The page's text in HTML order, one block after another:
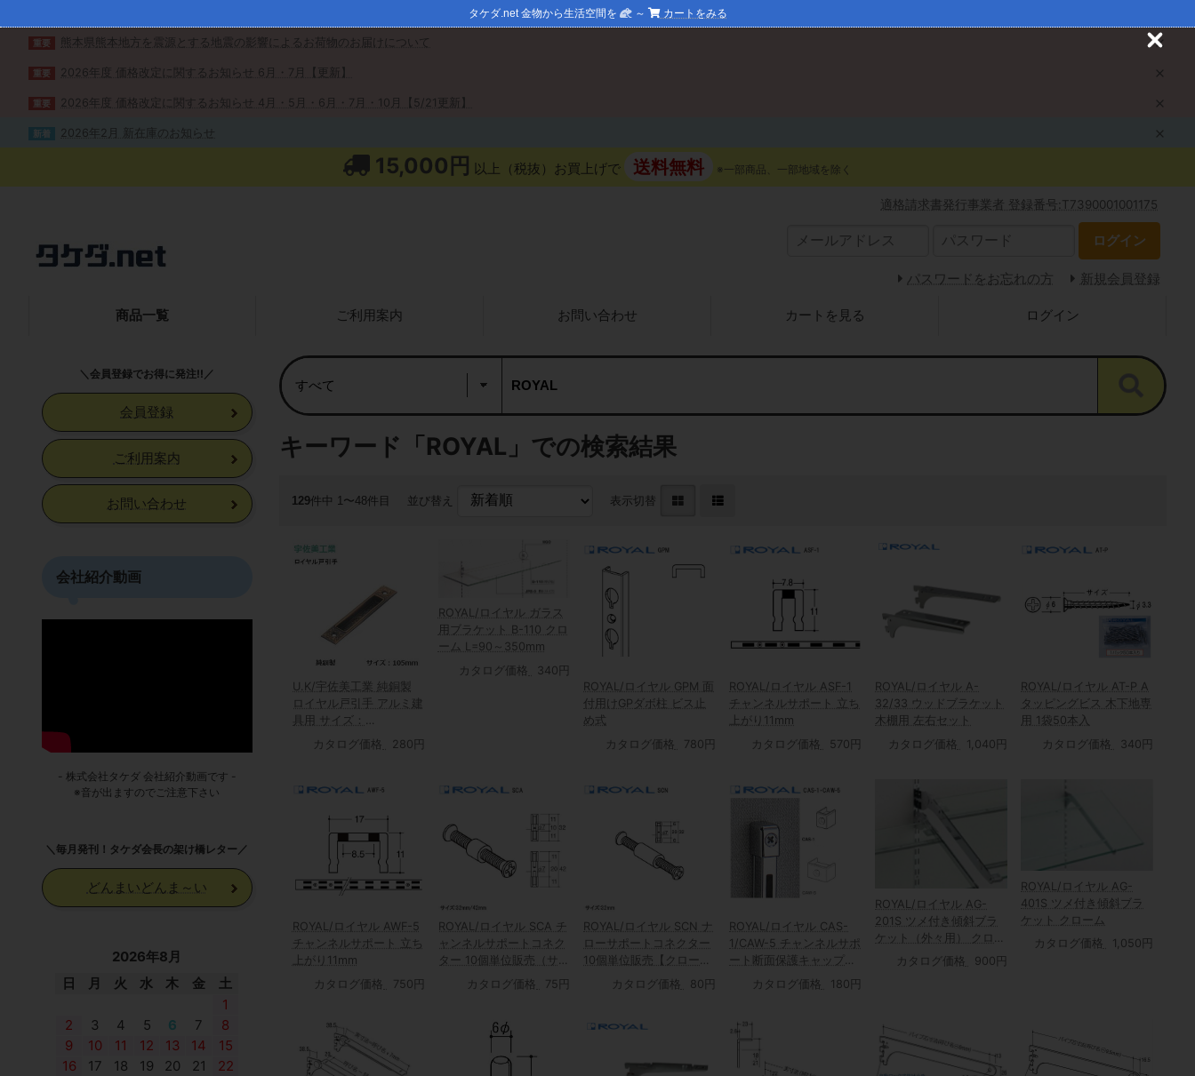
重要 熊本県熊本地方を震源とする地震の影響によるお荷物のお届けについて
重要 2026年度 価格改定に関するお知らせ 6月・7月【更新】
重要 2026年度 価格改定に関するお知らせ 4月・5月・6月・7月・10月【5/21更新】
新着 2026年2月 新在庫のお知らせ
タケダ.net 金物から生活空間を ～ カートをみる
15,000円 以上（税抜）お買上げで 送料無料 ※一部商品、一部地域を除く
適格請求書発行事業者 登録番号:T7390001001175
ログイン
パスワードをお忘れの方 新規会員登録
商品一覧 ご利用案内 お問い合わせ カートを見る ログイン
キーワード「ROYAL」での検索結果
129件中 1〜48件目 並び替え 表示切替
U.K/宇佐美工業 純銅製
ロイヤル戸引手 アルミ建
具用 サイズ：
105mm【銅ブロンズ】
カタログ価格 280円
ROYAL/ロイヤル ガラス
用ブラケット B-110 クロ
ーム L=90～350mm
カタログ価格
340円
ROYAL/ロイヤル GPM 面
付用けGPダボ柱 ビス止
め式
カタログ価格
780円
ROYAL/ロイヤル ASF-1
チャンネルサポート 立ち
上がり11mm
カタログ価格
570円
ROYAL/ロイヤル A-
32/33 ウッドブラケット
木棚用 左右セット
カタログ価格
1,040円
ROYAL/ロイヤル AT-P A
タッピングビス 木下地専
用 1袋50本入
カタログ価格
340円
ROYAL/ロイヤル AWF-5
チャンネルサポート 立ち
上がり11mm
カタログ価格
750円
ROYAL/ロイヤル SCA チ
ャンネルサポートコネク
ター 10個単位販売（サイ
ズ：32mm/42mm）【ク
カタログ価格 75円
ROYAL/ロイヤル SCN ナ
ローサポートコネクター
10個単位販売【クロー
ム/Aニッケルサテン/AP
カタログ価格 80円
ROYAL/ロイヤル CAS-
1/CAW-5 チャンネルサポ
ート断面保護キャップ
（直付け施工用/10個入
カタログ価格 180円
ROYAL/ロイヤル AG-
201S ツメ付き傾斜ブラ
ケット（外々用） クロー
カタログ価格 900円
ROYAL/ロイヤル AG-
401S ツメ付き傾斜ブラ
ケット クローム
カタログ価格
1,050円
＼会員登録でお得に発注!!／
会員登録
ご利用案内
お問い合わせ
会社紹介動画
- 株式会社タケダ 会社紹介動画です -
※音が出ますのでご注意下さい
＼毎月発刊！タケダ会長の架け橋レター／
どんまいどんま～い
2026年8月
日
月 火 水 木 金
土
1
2
3 4 5 6 7
8
9
10 11 12 13 14
15
16
17 18 19 20 21
22
C
o
e